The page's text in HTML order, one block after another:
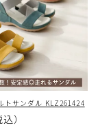
トサンダル KLZ261424
込）